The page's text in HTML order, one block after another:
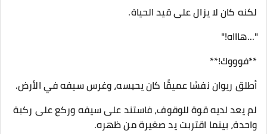
لكنه كان لا يزال على قيد الحياة.
"...هاااه!"
**فوووك!**
أطلق ريوان نفسًا عميقًا كان يحبسه، وغرس سيفه في الأرض.
لم يعد لديه قوة للوقوف، فاستند على سيفه وركع على ركبة
واحدة، بينما اقتربت يد صغيرة من ظهره.